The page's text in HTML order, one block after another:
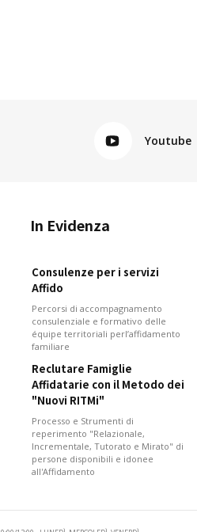
Youtube
In Evidenza
Consulenze per i servizi
Affido
Percorsi di accompagnamento
consulenziale e formativo delle
équipe territoriali perl’affidamento
familiare
Reclutare Famiglie
Affidatarie con il Metodo dei
"Nuovi RITMi"
Processo e Strumenti di
reperimento "Relazionale,
Incrementale, Tutorato e Mirato" di
persone disponibili e idonee
all'Affidamento